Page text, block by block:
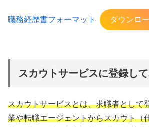
職務経歴書フォーマット ダウンロ
スカウトサービスに登録して
スカウトサービスとは、求職者として
業や転職エージェントからスカウト（